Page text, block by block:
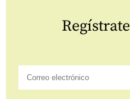
Regístrate